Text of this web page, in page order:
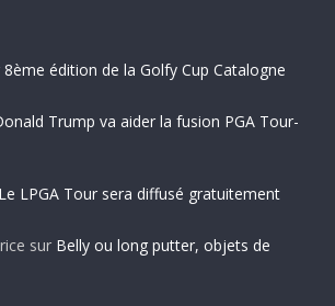
8ème édition de la Golfy Cup Catalogne
Trump va aider la fusion PGA Tour-
Le LPGA Tour sera diffusé gratuitement
sur Belly ou long putter, objets de